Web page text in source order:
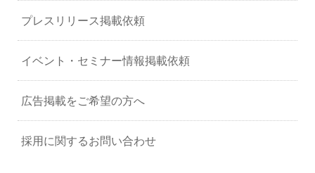
プレスリリース掲載依頼
イベント・セミナー情報掲載依頼
広告掲載をご希望の方へ
採用に関するお問い合わせ